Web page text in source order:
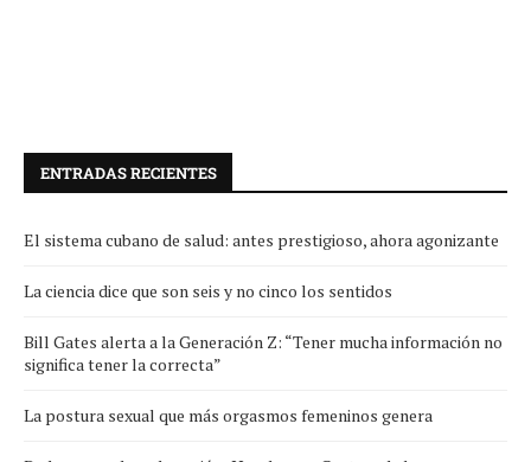
ENTRADAS RECIENTES
El sistema cubano de salud: antes prestigioso, ahora agonizante
La ciencia dice que son seis y no cinco los sentidos
Bill Gates alerta a la Generación Z: “Tener mucha información no
significa tener la correcta”
La postura sexual que más orgasmos femeninos genera